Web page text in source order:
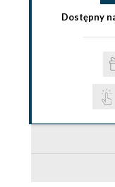
Dostępny